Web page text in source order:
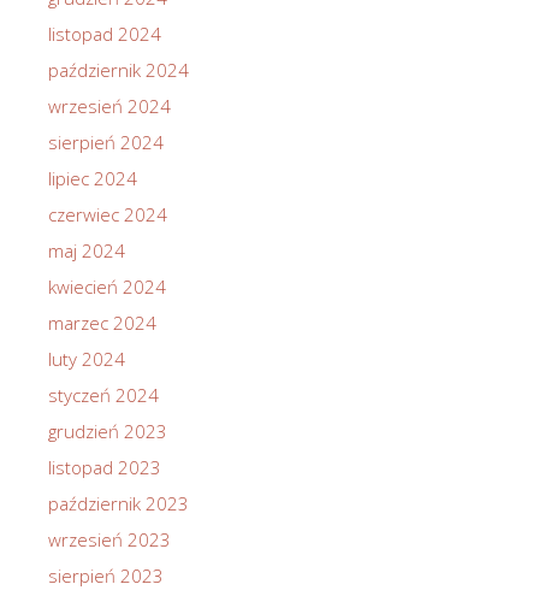
listopad 2024
październik 2024
wrzesień 2024
sierpień 2024
lipiec 2024
czerwiec 2024
maj 2024
kwiecień 2024
marzec 2024
luty 2024
styczeń 2024
grudzień 2023
listopad 2023
październik 2023
wrzesień 2023
sierpień 2023